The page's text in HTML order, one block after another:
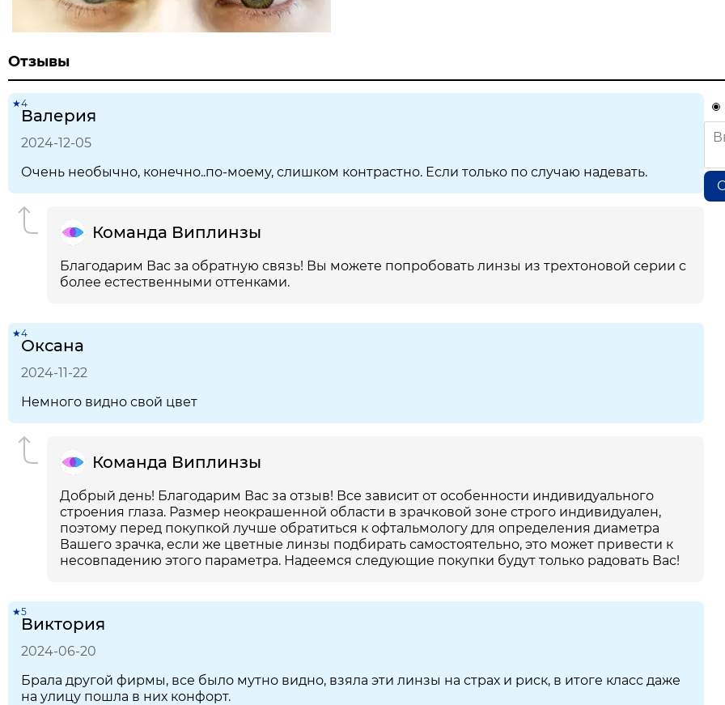
Отзывы
★4
Валерия
2024-12-05
Очень необычно, конечно..по-моему, слишком контрастно. Если только по случаю надевать.
Команда Виплинзы
Благодарим Вас за обратную связь! Вы можете попробовать линзы из трехтоновой серии с
более естественными оттенками.
★4
Оксана
2024-11-22
Немного видно свой цвет
Команда Виплинзы
Добрый день! Благодарим Вас за отзыв! Все зависит от особенности индивидуального
строения глаза. Размер неокрашенной области в зрачковой зоне строго индивидуален,
поэтому перед покупкой лучше обратиться к офтальмологу для определения диаметра
Вашего зрачка, если же цветные линзы подбирать самостоятельно, это может привести к
несовпадению этого параметра. Надеемся следующие покупки будут только радовать Вас!
★5
Виктория
2024-06-20
Брала другой фирмы, все было мутно видно, взяла эти линзы на страх и риск, в итоге класс даже
на улицу пошла в них конфорт.